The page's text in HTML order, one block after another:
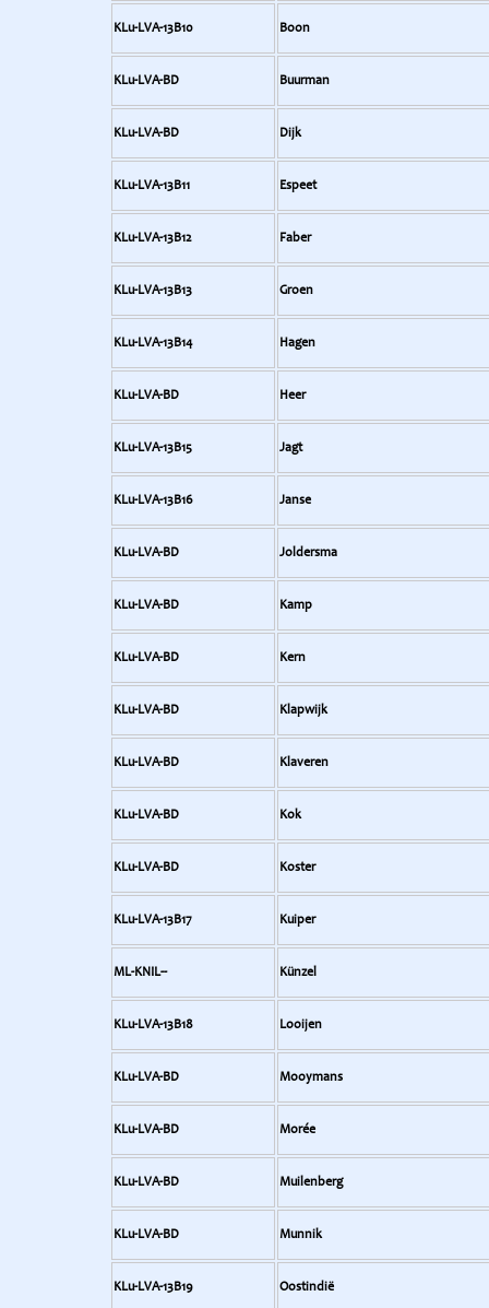
KLu-LVA-13B10 Boon
KLu-LVA-BD Buurman
KLu-LVA-BD Dijk
KLu-LVA-13B11 Espeet
KLu-LVA-13B12 Faber
KLu-LVA-13B13 Groen
KLu-LVA-13B14 Hagen
KLu-LVA-BD Heer
KLu-LVA-13B15 Jagt
KLu-LVA-13B16 Janse
KLu-LVA-BD Joldersma
KLu-LVA-BD Kamp
KLu-LVA-BD Kern
KLu-LVA-BD Klapwijk
KLu-LVA-BD Klaveren
KLu-LVA-BD Kok
KLu-LVA-BD Koster
KLu-LVA-13B17 Kuiper
ML-KNIL-- Künzel
KLu-LVA-13B18 Looijen
KLu-LVA-BD Mooymans
KLu-LVA-BD Morée
KLu-LVA-BD Muilenberg
KLu-LVA-BD Munnik
KLu-LVA-13B19 Oostindië